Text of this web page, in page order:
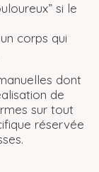
si le
corps qui
dont
de
sur tout
réservée